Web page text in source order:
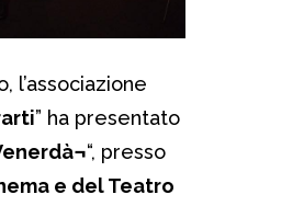
l’associazione
” ha presentato
“, presso
e del Teatro